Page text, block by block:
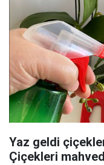
Yaz geldi
Çiçekleri